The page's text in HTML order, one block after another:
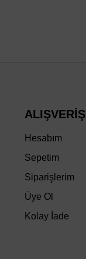
ALIŞVERİŞ
Hesabım
Sepetim
Siparişlerim
Üye Ol
Kolay İade